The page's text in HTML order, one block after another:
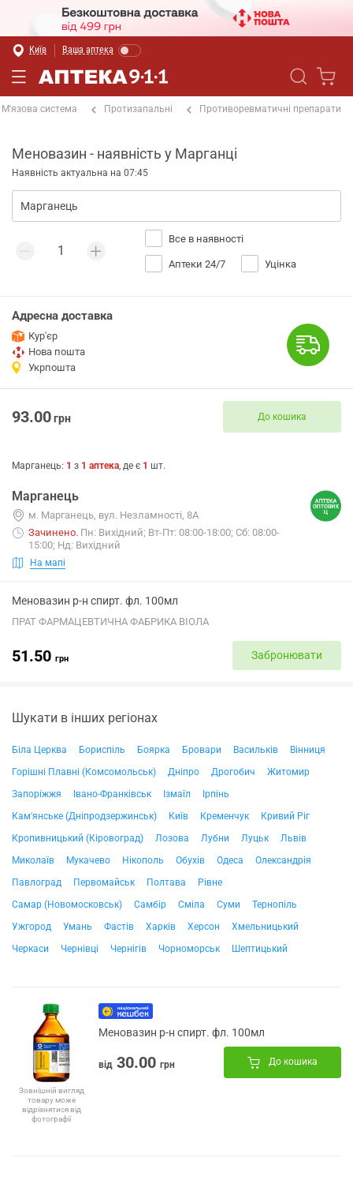
Київ Ваша аптека
М'язова система Протизапальні Противоревматичні препарати
Меновазин - наявність у Марганці
Наявність актуальна на 07:45
Все в наявності
Аптеки 24/7 Уцінка
Адресна доставка
Кур'єр
Нова пошта
Укрпошта
93.00грн До кошика
Марганець: 1 з 1 аптека, де є 1 шт.
Марганець
м. Марганець, вул. Незламності, 8А
Зачинено. Пн: Вихідний; Вт-Пт: 08:00-18:00; Сб: 08:00-
15:00; Нд: Вихідний
На мапі
Меновазин р-н спирт. фл. 100мл
ПРАТ ФАРМАЦЕВТИЧНА ФАБРИКА ВІОЛА
51.50 грн Забронювати
Шукати в інших регіонах
Біла Церква Бориспіль Боярка Бровари Васильків
Вінниця
Горішні Плавні (Комсомольськ)
Дніпро Дрогобич
Житомир
Запоріжжя
Івано-Франківськ Ізмаїл
Ірпінь
Кам'янське (Дніпродзержинськ)
Київ Кременчук
Кривий Ріг
Кропивницький (Кіровоград)
Лозова Лубни Луцьк
Львів
Миколаїв
Мукачево Нікополь Обухів Одеса
Олександрія
Павлоград
Первомайськ Полтава
Рівне
Самар (Новомосковськ)
Самбір Сміла Суми
Тернопіль
Ужгород
Умань Фастів Харків Херсон
Хмельницький
Черкаси
Чернівці Чернігів Чорноморськ Шептицький
Зовнішній вигляд
товару може
відрізнятися від
фотографії
Меновазин р-н спирт. фл. 100мл
від 30.00 грн До кошика